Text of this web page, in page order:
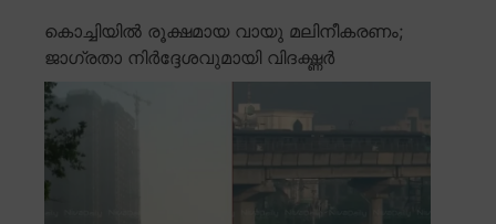
കൊച്ചിയിൽ രൂക്ഷമായ വായു മലിനീകരണം;
ജാഗ്രതാ നിർദ്ദേശവുമായി വിദഗ്ദ്ധർ